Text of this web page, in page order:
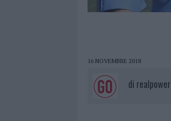
16 NOVEMBRE 2018
di realpower